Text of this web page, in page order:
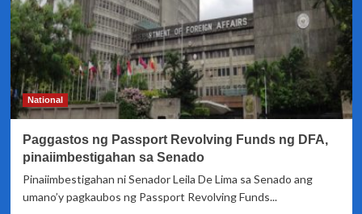
National
Paggastos ng Passport Revolving Funds ng DFA,
pinaiimbestigahan sa Senado
Pinaiimbestigahan ni Senador Leila De Lima sa Senado ang
umano’y pagkaubos ng Passport Revolving Funds...